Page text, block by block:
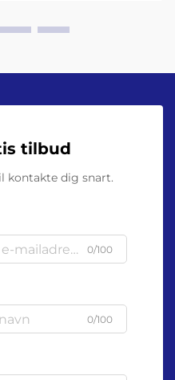
tilbud
kontakte dig snart.
0/100
0/100